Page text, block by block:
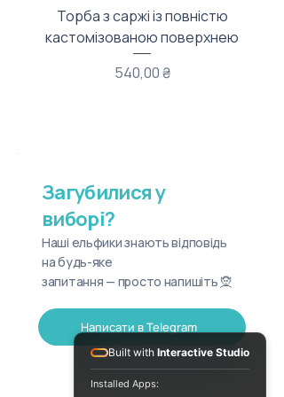
Торба з саржі із повністю
кастомізованою поверхнею
Ціна
540,00 ₴
Загубилися у
виборі?
Наші ельфики знають відповідь
на будь-яке
запитання — просто напишіть 🧝
Написати в Telegram
Built with Interactive Studio
Installed Apps: